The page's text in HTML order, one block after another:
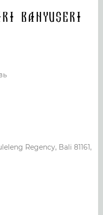
BANYUSERI
Regency, Bali 81161,